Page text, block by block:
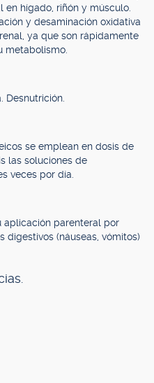
en hígado, riñón y músculo.
y desaminación oxidativa
ya que son rápidamente
metabolismo.
Desnutrición.
se emplean en dosis de
las soluciones de
veces por día.
aplicación parenteral por
digestivos (náuseas, vómitos)